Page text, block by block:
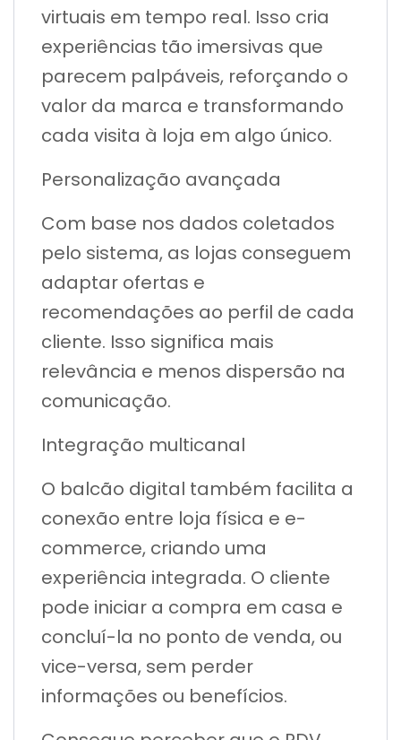
virtuais em tempo real. Isso cria
experiências tão imersivas que
parecem palpáveis, reforçando o
valor da marca e transformando
cada visita à loja em algo único.
Personalização avançada
Com base nos dados coletados
pelo sistema, as lojas conseguem
adaptar ofertas e
recomendações ao perfil de cada
cliente. Isso significa mais
relevância e menos dispersão na
comunicação.
Integração multicanal
O balcão digital também facilita a
conexão entre loja física e e-
commerce, criando uma
experiência integrada. O cliente
pode iniciar a compra em casa e
concluí-la no ponto de venda, ou
vice-versa, sem perder
informações ou benefícios.